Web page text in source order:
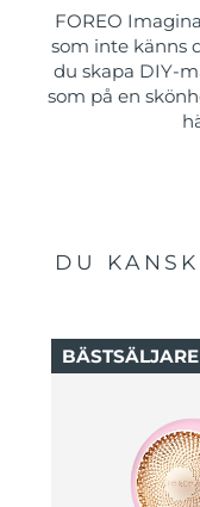
FOREO
som inte känns
du skapa DIY-
som på en
DU
BÄSTSÄLJARE